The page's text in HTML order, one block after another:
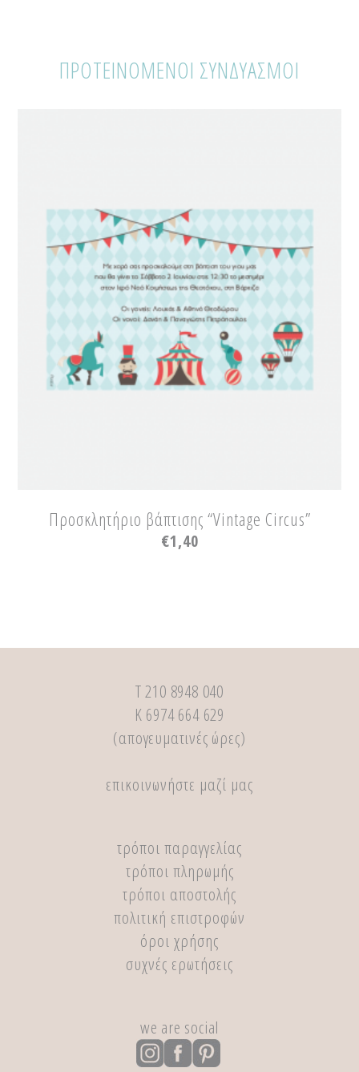
ΠΡΟΤΕΙΝΟΜΕΝΟΙ ΣΥΝΔΥΑΣΜΟΙ
Προσκλητήριο βάπτισης “Vintage Circus”
€1,40
Τ 210 8948 040
Κ 6974 664 629
(απογευματινές ώρες)
επικοινωνήστε μαζί μας
τρόποι παραγγελίας
τρόποι πληρωμής
τρόποι αποστολής
πολιτική επιστροφών
όροι χρήσης
συχνές ερωτήσεις
we are social